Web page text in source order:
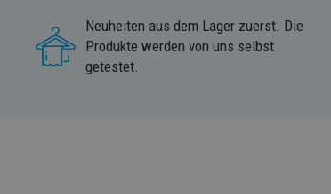
Neuheiten aus dem Lager zuerst. Die
Produkte werden von uns selbst
getestet.